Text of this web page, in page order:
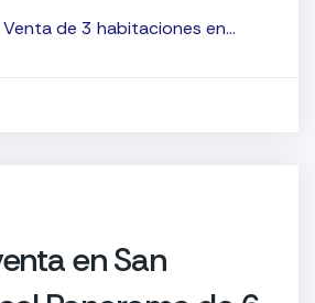
de 3 habitaciones en…
en San